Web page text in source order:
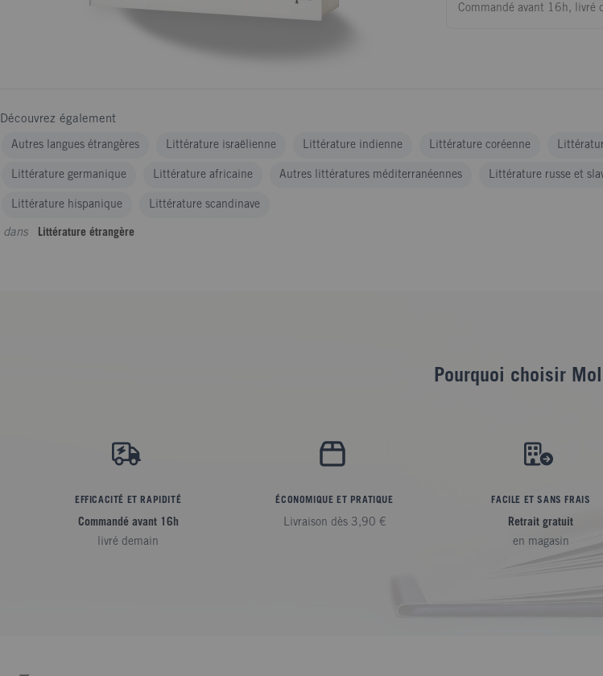
Commandé avant 16h, livré
Découvrez également
Autres langues étrangères Littérature israëlienne Littérature indienne Littérature coréenne
Littérature germanique Littérature africaine Autres littératures méditerranéennes Littérature russe et
Littérature hispanique Littérature scandinave
dans Littérature étrangère
Pourquoi choisir
EFFICACITÉ ET RAPIDITÉ
Commandé avant 16h
livré demain
ÉCONOMIQUE ET PRATIQUE
Livraison dès 3,90 €
FACILE ET SANS FRAIS
Retrait gratuit
en magasin